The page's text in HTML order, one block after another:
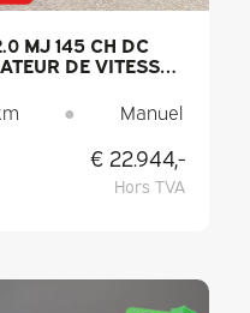
MJ 145 CH DC
DE VITESSE
/ GPS / 6
/ CAMÉRA / PDC
● Manuel
€ 22.944,-
Hors TVA